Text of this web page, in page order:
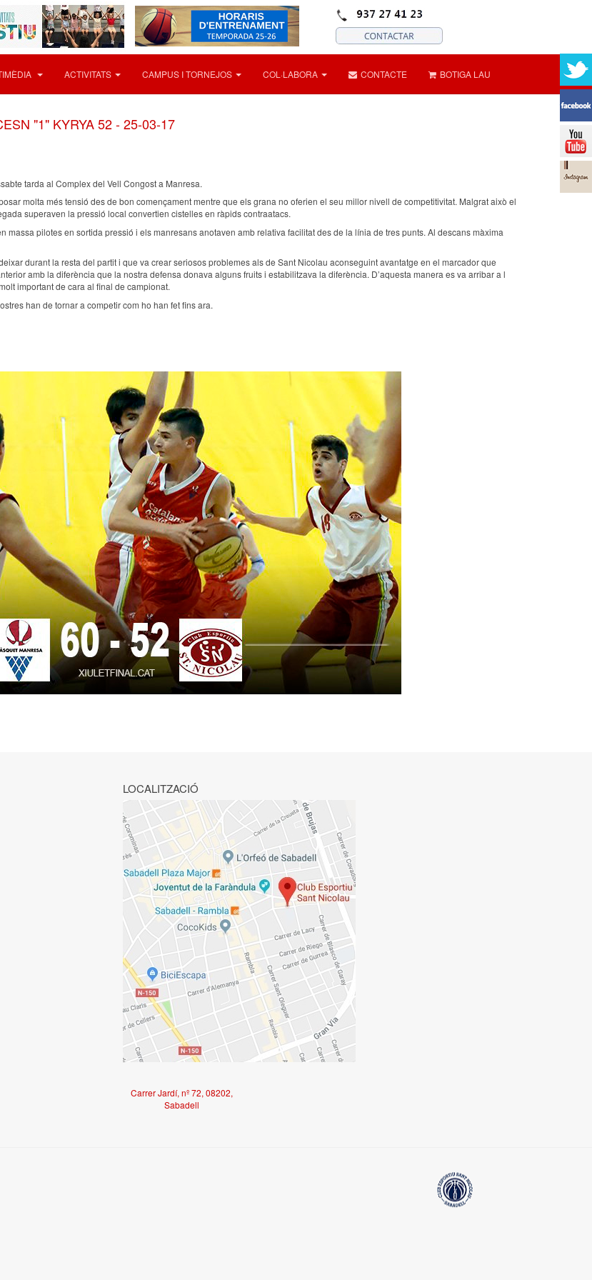
ACTIVITATS CAMPUS I TORNEJOS COL·LABORA CONTACTE BOTIGA LAU
"1" KYRYA 52 - 25-03-17
tarda al Complex del Vell Congost a Manresa.
molta més tensió des de bon començament mentre que els grana no oferien el seu millor nivell de competitivitat. Malgrat això el
superaven la pressió local convertien cistelles en ràpids contraatacs.
pilotes en sortida pressió i els manresans anotaven amb relativa facilitat des de la línia de tres punts. Al descans màxima
durant la resta del partit i que va crear seriosos problemes als de Sant Nicolau aconseguint avantatge en el marcador que
amb la diferència que la nostra defensa donava alguns fruits i estabilitzava la diferència. D’aquesta manera es va arribar a l
important de cara al final de campionat.
han de tornar a competir com ho han fet fins ara.
LOCALITZACIÓ
Carrer Jardí, nº 72, 08202,
Sabadell